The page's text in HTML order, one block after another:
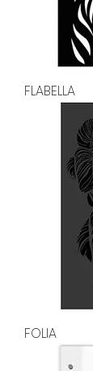
FLABELLA
FOLIA